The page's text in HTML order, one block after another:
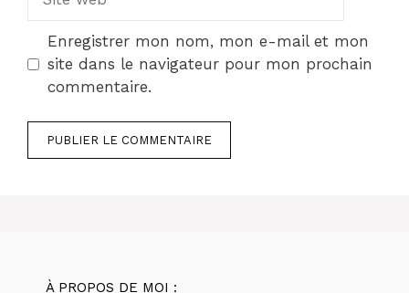
web
Enregistrer mon nom, mon e-mail et mon
site dans le navigateur pour mon prochain
commentaire.
À PROPOS DE MOI :